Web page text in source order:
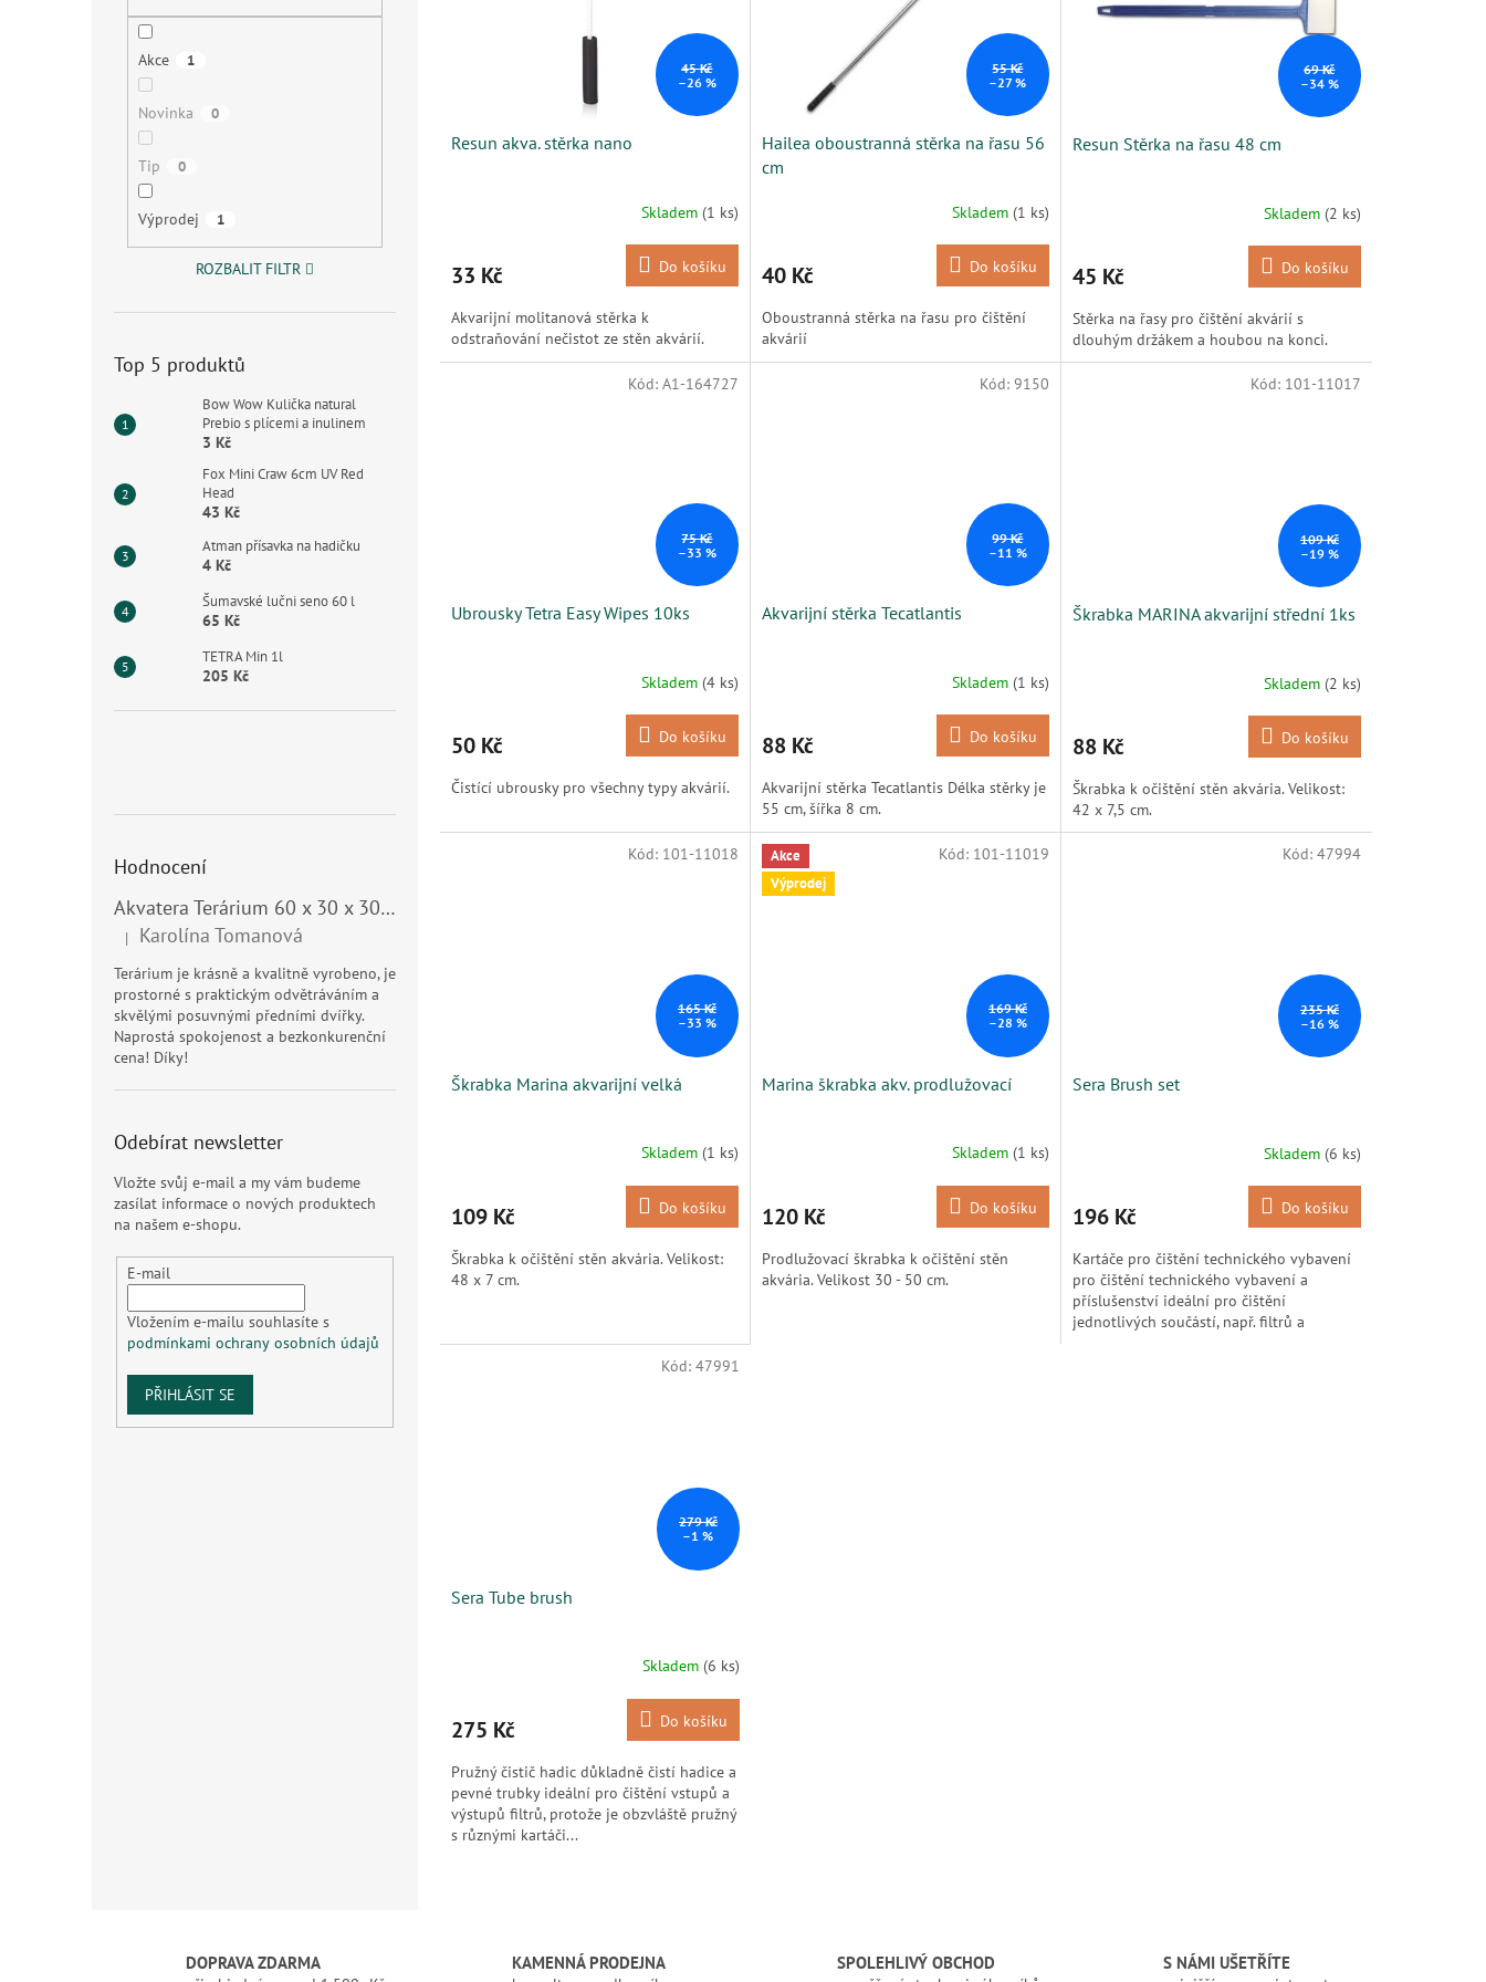
Akce 1
Novinka 0
Tip 0
Výprodej 1
ROZBALIT FILTR
Top 5 produktů
Bow Wow Kulička natural
Prebio s plícemi a inulinem
3 Kč
Fox Mini Craw 6cm UV Red
Head
43 Kč
Atman přísavka na hadičku
4 Kč
Šumavské lučni seno 60 l
65 Kč
TETRA Min 1l
205 Kč
Hodnocení
Akvatera Terárium 60 x 30 x 30 cm, 54 litrů
Hodnocení produktu je 5 z 5 hvězdiček.
| Karolína Tomanová
Terárium je krásně a kvalitně vyrobeno, je
prostorné s praktickým odvětráváním a
skvělými posuvnými předními dvířky.
Naprostá spokojenost a bezkonkurenční
cena! Díky!
Odebírat newsletter
Vložte svůj e-mail a my vám budeme
zasílat informace o nových produktech
na našem e-shopu.
E-mail
Vložením e-mailu souhlasíte s
podmínkami ochrany osobních údajů
PŘIHLÁSIT SE
45 Kč
–26 %
Resun akva. stěrka nano
Skladem (1 ks)
33 Kč Do košíku
Akvarijní molitanová stěrka k
odstraňování nečistot ze stěn akvárií.
55 Kč
–27 %
Hailea oboustranná stěrka na řasu 56
cm
Skladem (1 ks)
40 Kč Do košíku
Oboustranná stěrka na řasu pro čištění
akvárií
69 Kč
–34 %
Resun Stěrka na řasu 48 cm
Skladem (2 ks)
45 Kč Do košíku
Stěrka na řasy pro čištění akvárií s
dlouhým držákem a houbou na konci.
75 Kč
–33 %
Ubrousky Tetra Easy Wipes 10ks
Skladem (4 ks)
50 Kč Do košíku
Čistící ubrousky pro všechny typy akvárií.
Kód: A1-164727
99 Kč
–11 %
Akvarijní stěrka Tecatlantis
Skladem (1 ks)
88 Kč Do košíku
Akvarijní stěrka Tecatlantis Délka stěrky je
55 cm, šířka 8 cm.
Kód: 9150
109 Kč
–19 %
Škrabka MARINA akvarijní střední 1ks
Skladem (2 ks)
88 Kč Do košíku
Škrabka k očištění stěn akvária. Velikost:
42 x 7,5 cm.
Kód: 101-11017
165 Kč
–33 %
Škrabka Marina akvarijní velká
Skladem (1 ks)
109 Kč Do košíku
Škrabka k očištění stěn akvária. Velikost:
48 x 7 cm.
Kód: 101-11018
Akce
Výprodej
169 Kč
–28 %
Marina škrabka akv. prodlužovací
Skladem (1 ks)
120 Kč Do košíku
Prodlužovací škrabka k očištění stěn
akvária. Velikost 30 - 50 cm.
Kód: 101-11019
235 Kč
–16 %
Sera Brush set
Skladem (6 ks)
196 Kč Do košíku
Kartáče pro čištění technického vybavení
pro čištění technického vybavení a
příslušenství ideální pro čištění
jednotlivých součástí, např. filtrů a
Kód: 47994
279 Kč
–1 %
Sera Tube brush
Skladem (6 ks)
275 Kč Do košíku
Pružný čistič hadic důkladně čistí hadice a
pevné trubky ideální pro čištění vstupů a
výstupů filtrů, protože je obzvláště pružný
s různými kartáči...
Kód: 47991
d
DOPRAVA ZDARMA KAMENNÁ PRODEJNA SPOLEHLIVÝ OBCHOD S NÁMI UŠETŘÍTE